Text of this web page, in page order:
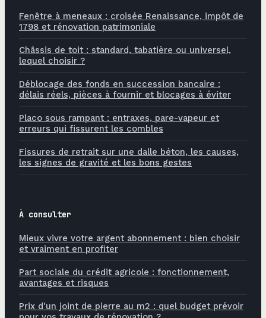
Fenêtre à meneaux : croisée Renaissance, impôt de
1798 et rénovation patrimoniale
Châssis de toit : standard, tabatière ou universel,
lequel choisir ?
Déblocage des fonds en succession bancaire :
délais réels, pièces à fournir et blocages à éviter
Placo sous rampant : entraxes, pare-vapeur et
erreurs qui fissurent les combles
Fissures de retrait sur une dalle béton, les causes,
les signes de gravité et les bons gestes
À consulter
Mieux vivre votre argent abonnement : bien choisir
et vraiment en profiter
Part sociale du crédit agricole : fonctionnement,
avantages et risques
Prix d'un joint de pierre au m2 : quel budget prévoir